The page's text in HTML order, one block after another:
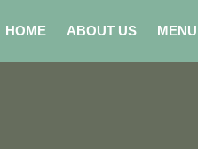
HOME ABOUT US MENU